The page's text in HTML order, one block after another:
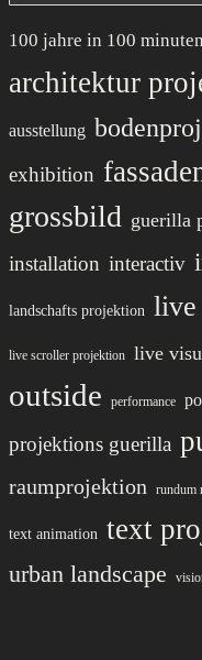
100 jahre in 100 minuten
architektur
ausstellung
exhibition
grossbild guerilla
installation interactiv
landschafts projektion live
live scroller projektion live
outside performance
projektions guerilla
raumprojektion rundum
text animation text
urban landscape